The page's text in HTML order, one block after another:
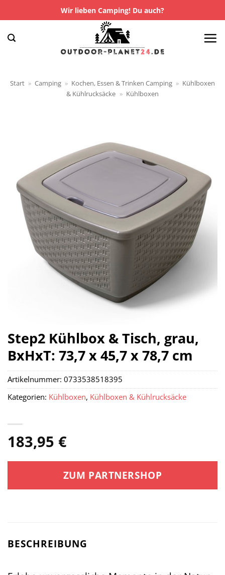
Inhalt
springen
Wir lieben Camping! Du auch?
Start » Camping » Kochen, Essen & Trinken Camping » Kühlboxen
& Kühlrucksäcke » Kühlboxen
Step2 Kühlbox & Tisch, grau,
BxHxT: 73,7 x 45,7 x 78,7 cm
183,95 €
ZUM PARTNERSHOP
Artikelnummer: 0733538518395
Kategorien: Kühlboxen, Kühlboxen & Kühlrucksäcke
BESCHREIBUNG